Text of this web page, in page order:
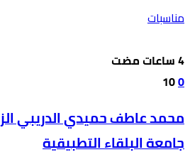
مناسبات
0
10
محمد عاطف حميدي الدريبي
جامعة البلقاء التطبيقية